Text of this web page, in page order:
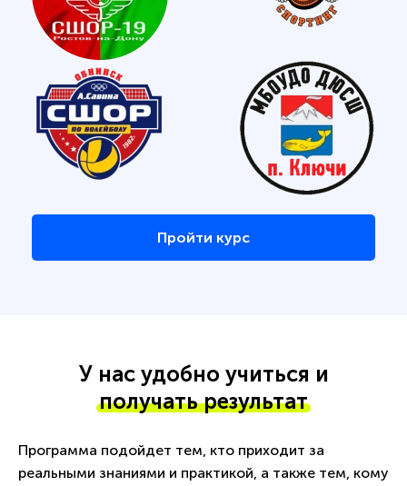
Пройти курс
У нас удобно учиться и
получать результат
Программа подойдет тем, кто приходит за
реальными знаниями и практикой, а также тем, кому